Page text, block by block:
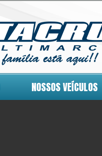
NOSSOS VEÍCULOS